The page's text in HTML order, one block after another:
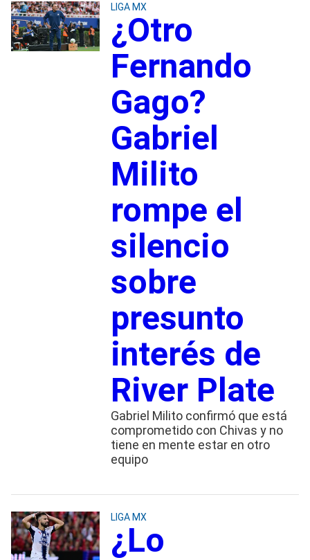
LIGA MX
¿Otro
Fernando
Gago?
Gabriel
Milito
rompe el
silencio
sobre
presunto
interés de
River Plate
Gabriel Milito confirmó que está
comprometido con Chivas y no
tiene en mente estar en otro
equipo
LIGA MX
¿Lo